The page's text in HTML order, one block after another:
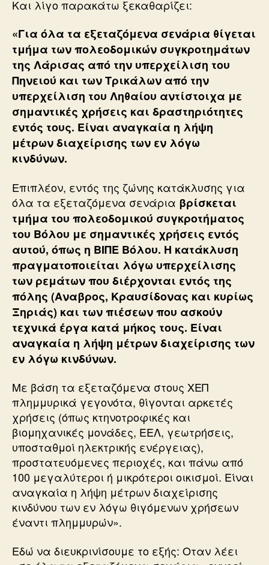
Και λίγο παρακάτω ξεκαθαρίζει:
«Για όλα τα εξεταζόμενα σενάρια θίγεται
τμήμα των πολεοδομικών συγκροτημάτων
της Λάρισας από την υπερχείλιση του
Πηνειού και των Τρικάλων από την
υπερχείλιση του Ληθαίου αντίστοιχα με
σημαντικές χρήσεις και δραστηριότητες
εντός τους. Είναι αναγκαία η λήψη
μέτρων διαχείρισης των εν λόγω
κινδύνων.
Επιπλέον, εντός της ζώνης κατάκλυσης για
όλα τα εξεταζόμενα σενάρια βρίσκεται
τμήμα του πολεοδομικού συγκροτήματος
του Βόλου με σημαντικές χρήσεις εντός
αυτού, όπως η ΒΙΠΕ Βόλου. Η κατάκλυση
πραγματοποιείται λόγω υπερχείλισης
των ρεμάτων που διέρχονται εντός της
πόλης (Αναβρος, Κραυσίδονας και κυρίως
Ξηριάς) και των πιέσεων που ασκούν
τεχνικά έργα κατά μήκος τους. Είναι
αναγκαία η λήψη μέτρων διαχείρισης των
εν λόγω κινδύνων.
Με βάση τα εξεταζόμενα στους ΧΕΠ
πλημμυρικά γεγονότα, θίγονται αρκετές
χρήσεις (όπως κτηνοτροφικές και
βιομηχανικές μονάδες, ΕΕΛ, γεωτρήσεις,
υποσταθμοί ηλεκτρικής ενέργειας),
προστατευόμενες περιοχές, και πάνω από
100 μεγαλύτεροι ή μικρότεροι οικισμοί. Είναι
αναγκαία η λήψη μέτρων διαχείρισης
κινδύνου των εν λόγω θιγόμενων χρήσεων
έναντι πλημμυρών».
Εδώ να διευκρινίσουμε το εξής: Οταν λέει